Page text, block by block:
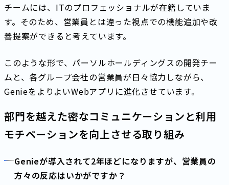
チームには、ITのプロフェッショナルが在籍していま
す。そのため、営業員とは違った視点での機能追加や改
善提案ができると考えています。
このような形で、パーソルホールディングスの開発チー
ムと、各グループ会社の営業員が日々協力しながら、
GenieをよりよいWebアプリに進化させています。
部門を越えた密なコミュニケーションと利用
モチベーションを向上させる取り組み
Genieが導入されて2年ほどになりますが、営業員の
方々の反応はいかがですか？